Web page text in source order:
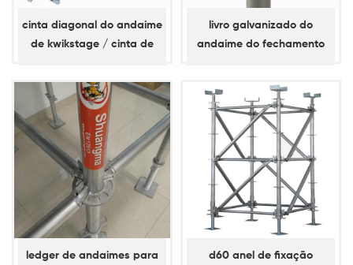
cinta diagonal do andaime
de kwikstage / cinta de
livro galvanizado do
andaime do fechamento
quente
ledger de andaimes para d60 anel de fixação